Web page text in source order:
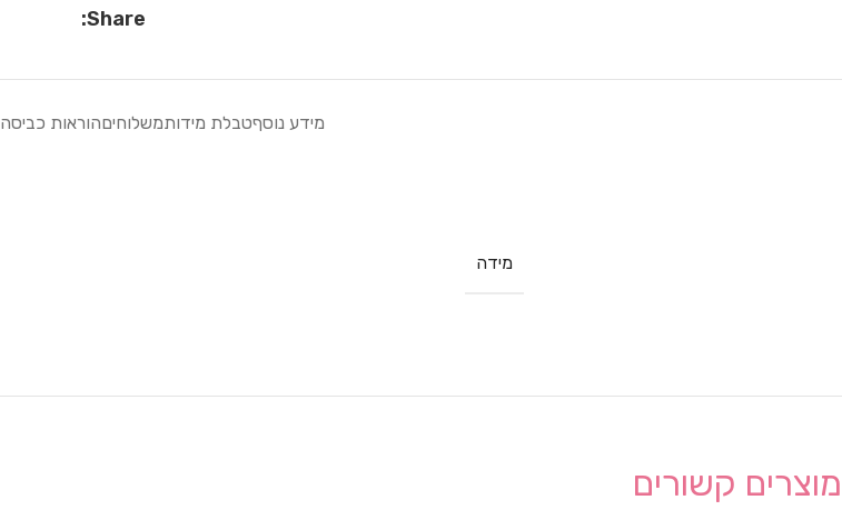
Share:
מידע נוסףטבלת מידותמשלוחיםהוראות כביסה
מידה
מוצרים קשורים